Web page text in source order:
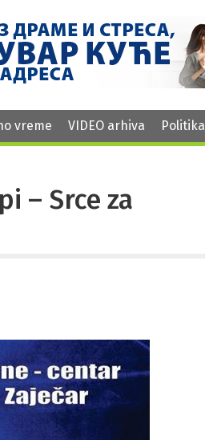
vreme VIDEO arhiva Politika
– Srce za